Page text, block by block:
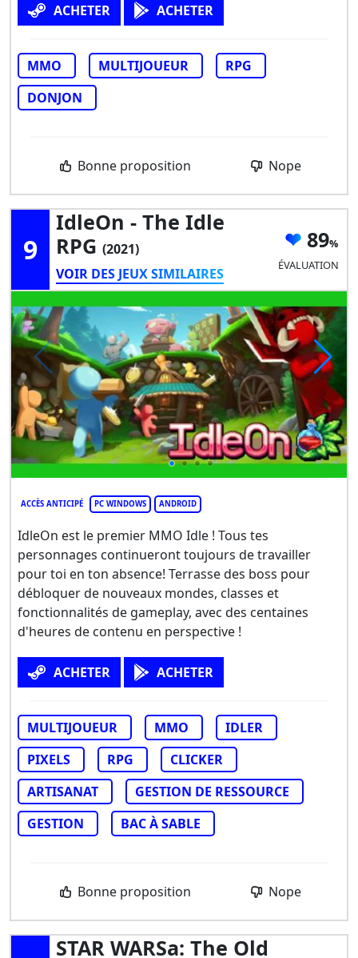
ACHETER ACHETER
MMO MULTIJOUEUR
RPG
DONJON
Bonne proposition Nope
9
IdleOn - The Idle
RPG (2021)
VOIR DES JEUX SIMILAIRES
89
ÉVALUATION
ACCÈS ANTICIPÉ PC WINDOWS ANDROID
IdleOn est le premier MMO Idle ! Tous tes
personnages continueront toujours de travailler
pour toi en ton absence! Terrasse des boss pour
débloquer de nouveaux mondes, classes et
fonctionnalités de gameplay, avec des centaines
d'heures de contenu en perspective !
ACHETER ACHETER
MULTIJOUEUR MMO
IDLER
PIXELS
RPG
CLICKER
ARTISANAT
GESTION DE RESSOURCE
GESTION
BAC À SABLE
Bonne proposition Nope
STAR WARSa: The Old